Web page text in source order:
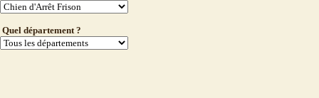
Quel département ?